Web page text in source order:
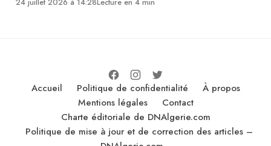
Accueil Politique de confidentialité
À propos
Mentions légales
Contact
Charte éditoriale de DNAlgerie.com
Politique de mise à jour et de correction des articles –